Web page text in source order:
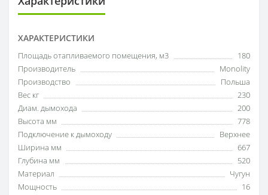
ХАРАКТЕРИСТИКИ
Площадь отапливаемого помещения, м3
180
Производитель
Monolity
Производство
Польша
Вес кг
230
Диам. дымохода
200
Высота мм
778
Подключение к дымоходу
Верхнее
Ширина мм
667
Глубина мм
520
Материал
Чугун
Мощность
16